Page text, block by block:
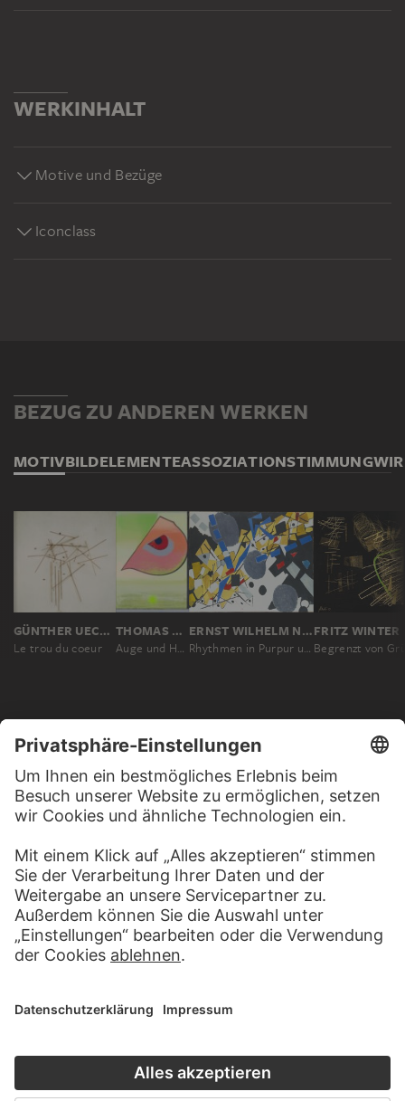
WERKINHALT
Motive und Bezüge
Iconclass
BEZUG ZU ANDEREN WERKEN
MOTIVBILDELEMENTEASSOZIATIONSTIMMUNG
GÜNTHER UECKER
Le trou du coeur
THOMAS SCHEIBITZ
Auge und Horizont
ERNST WILHELM NAY
Rhythmen in Purpur und Grau
FRITZ WINTER
Begrenzt von
MEHR ZU ENTDECKEN
KUNSTGESCHICHTE ONLINE
DER STÄDEL KURS
CLOSE UP
CLOSE UP